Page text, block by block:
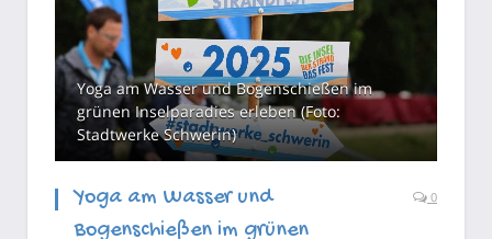
Yoga am Wasser und Bogenschießen im
grünen Inselparadies erleben (Foto:
Stadtwerke Schwerin)
Yoga am Wasser und
Bogenschießen im grünen
0